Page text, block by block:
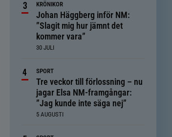
KRÖNIKOR
Johan Häggberg inför NM:
”Slagit mig hur jämnt det
kommer vara”
30 JULI
SPORT
Tre veckor till förlossning – nu
jagar Elsa NM-framgångar:
”Jag kunde inte säga nej”
5 AUGUSTI